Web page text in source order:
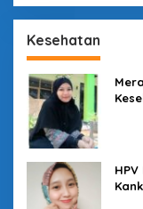
Kesehatan